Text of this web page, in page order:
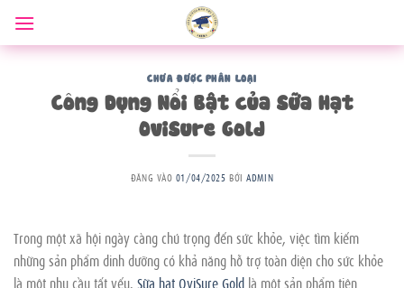
qua
nội
CHƯA ĐƯỢC PHÂN LOẠI
Công Dụng Nổi Bật của Sữa Hạt
OviSure Gold
ĐĂNG VÀO 01/04/2025 BỞIADMIN
Trong một xã hội ngày càng chú trọng đến sức khỏe, việc tìm kiếm
những sản phẩm dinh dưỡng có khả năng hỗ trợ toàn diện cho sức khỏe
là một nhu cầu tất yếu. Sữa hạt OviSure Gold là một sản phẩm tiên